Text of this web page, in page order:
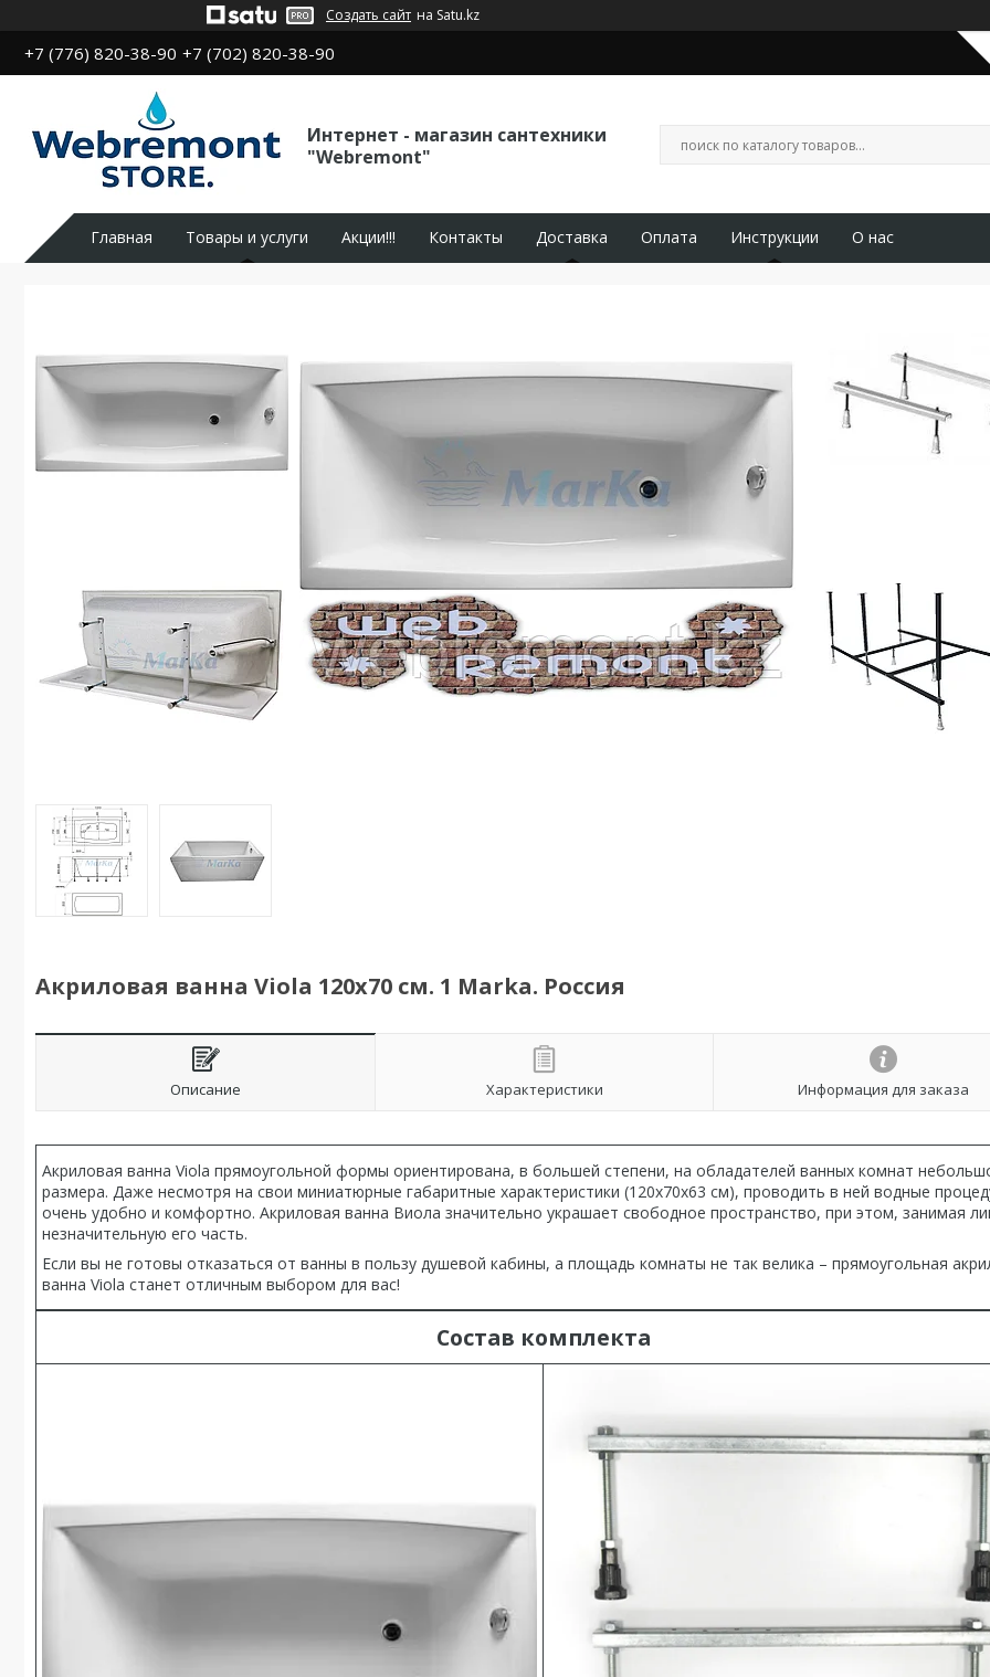
Создать сайт на Satu.kz
+7 (776) 820-38-90 +7 (702) 820-38-90
Интернет - магазин сантехники
"Webremont"
Главная Товары и услуги Акции!!! Контакты Доставка Оплата Инструкции О нас
Акриловая ванна Viola 120х70 см. 1 Marka. Россия
Описание Характеристики Информация для заказа
Акриловая ванна Viola прямоугольной формы ориентирована, в большей степени, на обладателей ванных комнат
размера. Даже несмотря на свои миниатюрные габаритные характеристики (120x70x63 см), проводить в ней водные
очень удобно и комфортно. Акриловая ванна Виола значительно украшает свободное пространство, при этом, занимая
незначительную его часть.
Если вы не готовы отказаться от ванны в пользу душевой кабины, а площадь комнаты не так велика – прямоугольная
ванна Viola станет отличным выбором для вас!
Состав комплекта